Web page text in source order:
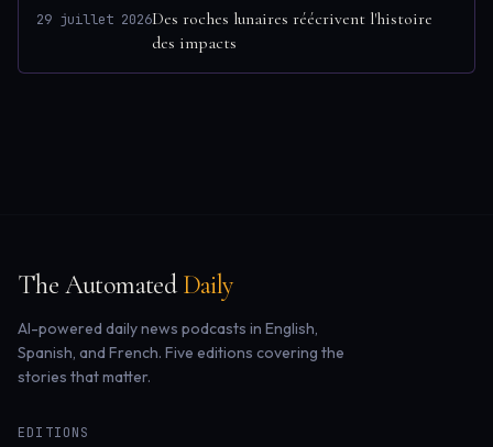
29 juillet 2026Des roches lunaires réécrivent l'histoire
des impacts
The Automated Daily
AI-powered daily news podcasts in English,
Spanish, and French. Five editions covering the
stories that matter.
EDITIONS